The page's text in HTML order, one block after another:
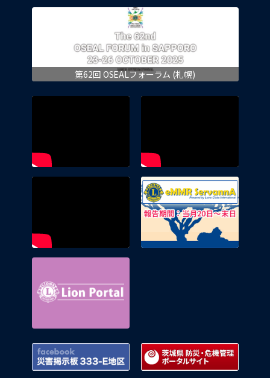
第62回 OSEALフォーラム (札幌)
Facebook 災害掲示板 333-E地区